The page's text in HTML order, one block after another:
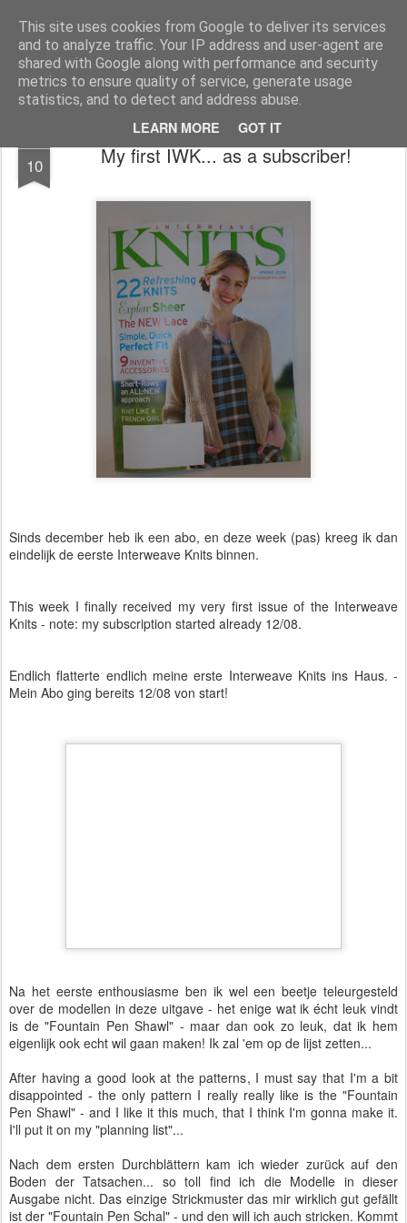
This site uses cookies from Google to deliver its services
and to analyze traffic. Your IP address and user-agent are
shared with Google along with performance and security
metrics to ensure quality of service, generate usage
statistics, and to detect and address abuse.
LEARN MORE GOT IT
Magistix textile, craft & inspiration
Pages
10 My first IWK... as a subscriber!
Sinds december heb ik een abo, en deze week (pas) kreeg ik dan
eindelijk de eerste Interweave Knits binnen.
This week I finally received my very first issue of the Interweave
Knits - note: my subscription started already 12/08.
Endlich flatterte endlich meine erste Interweave Knits ins Haus. -
Mein Abo ging bereits 12/08 von start!
Na het eerste enthousiasme ben ik wel een beetje teleurgesteld
over de modellen in deze uitgave - het enige wat ik écht leuk vindt
is de "Fountain Pen Shawl" - maar dan ook zo leuk, dat ik hem
eigenlijk ook echt wil gaan maken! Ik zal 'em op de lijst zetten...
After having a good look at the patterns, I must say that I'm a bit
disappointed - the only pattern I really really like is the "Fountain
Pen Shawl" - and I like it this much, that I think I'm gonna make it.
I'll put it on my "planning list"...
Nach dem ersten Durchblättern kam ich wieder zurück auf den
Boden der Tatsachen... so toll find ich die Modelle in dieser
Ausgabe nicht. Das einzige Strickmuster das mir wirklich gut gefällt
ist der "Fountain Pen Schal" - und den will ich auch stricken. Kommt